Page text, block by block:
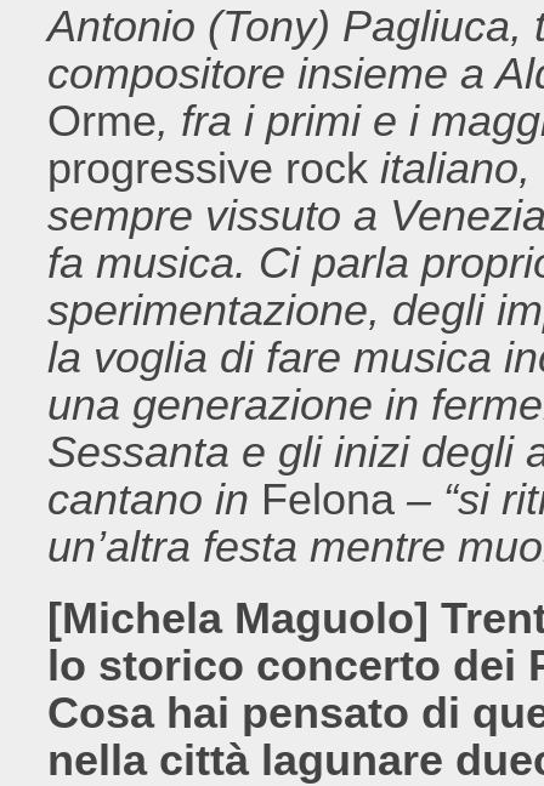
Antonio (Tony) Pagliuca,
compositore insieme a
Orme, fra i primi e i
progressive rock
sempre vissuto a
fa musica. Ci parla
sperimentazione, degli
la voglia di fare musica
una generazione in
Sessanta e gli inizi degli
cantano in Felona – “si
un’altra festa mentre
[Michela Maguolo]
lo storico concerto dei
Cosa hai pensato di
nella città lagunare